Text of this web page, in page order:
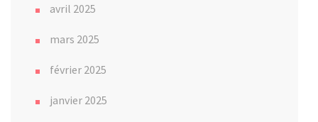
avril 2025
mars 2025
février 2025
janvier 2025